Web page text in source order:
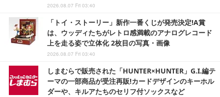
2026.08.07 Fri 03:40
「トイ・ストーリー」新作一番くじが発売決定!A賞
は、ウッディたちがレトロ感満載のアナログレコード
上を走る姿で立体化 2枚目の写真・画像
2026.08.07 Fri 03:40
しまむらで販売された「HUNTER×HUNTER」G.I.編テ
ーマの一部商品が受注再販!カードデザインのキーホル
ダーや、キルアたちのセリフ付ソックスなど